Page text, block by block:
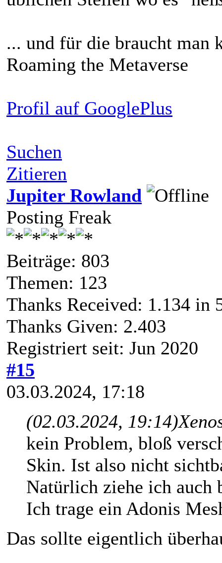
... und für die braucht man
Roaming the Metaverse
Profil auf GooglePlus
Suchen
Zitieren
Jupiter Rowland
Posting Freak
Beiträge: 803
Themen: 123
Thanks Received: 1.134 in
Thanks Given: 2.403
Registriert seit: Jun 2020
#15
03.03.2024, 17:18
(02.03.2024, 19:14)
kein Problem, bloß
Skin. Ist also nicht
Natürlich ziehe ich auch
Ich trage ein Adonis
Das sollte eigentlich